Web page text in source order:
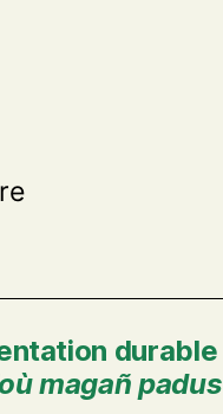
durable
magañ padus